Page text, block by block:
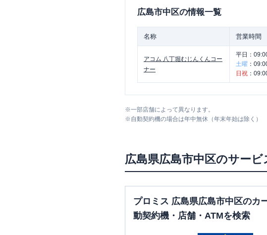
広島市中区の情報一覧
名称 営業時間
アコム 八丁堀むじんくんコー
ナー
平日：
土曜 ：
日祝 ：
※一部店舗によって異なります。
※自動契約機の場合は年中無休（年末年始は除く）
広島県広島市中区のサービ
プロミス 広島県広島市中区のカ
動契約機・店舗・ATMを検索